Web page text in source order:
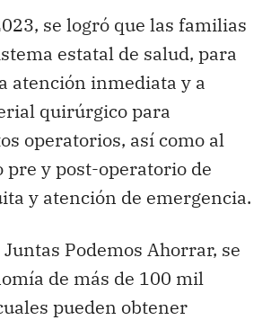
se logró que las familias
estatal de salud, para
atención inmediata y a
quirúrgico para
operatorios, así como al
pre y post-operatorio de
y atención de emergencia.
Podemos Ahorrar, se
de más de 100 mil
pueden obtener